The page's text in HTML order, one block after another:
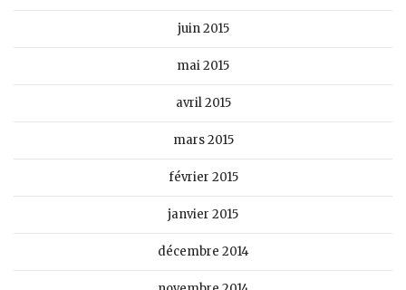
juin 2015
mai 2015
avril 2015
mars 2015
février 2015
janvier 2015
décembre 2014